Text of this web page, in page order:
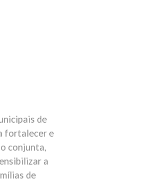
de
fortalecer e
conjunta,
a
de